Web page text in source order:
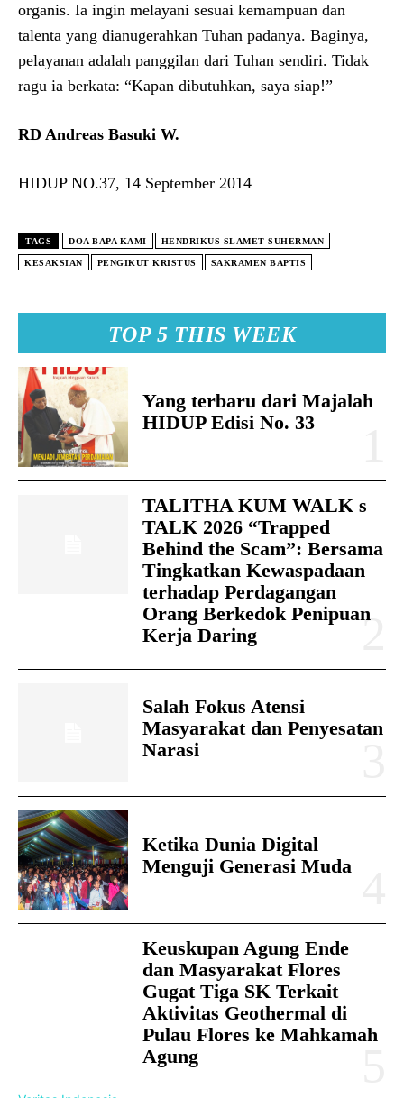
TOP 5 THIS WEEK
Yang terbaru dari Majalah
HIDUP Edisi No. 33
TALITHA KUM WALK s
TALK 2026 “Trapped
Behind the Scam”: Bersama
Tingkatkan Kewaspadaan
terhadap Perdagangan
Orang Berkedok Penipuan
Kerja Daring
Salah Fokus Atensi
Masyarakat dan Penyesatan
Narasi
Ketika Dunia Digital
Menguji Generasi Muda
Keuskupan Agung Ende
dan Masyarakat Flores
Gugat Tiga SK Terkait
Aktivitas Geothermal di
Pulau Flores ke Mahkamah
Agung
organis. Ia ingin melayani sesuai kemampuan dan
talenta yang dianugerahkan Tuhan padanya. Baginya,
pelayanan adalah panggilan dari Tuhan sendiri. Tidak
ragu ia berkata: “Kapan dibutuhkan, saya siap!”
RD Andreas Basuki W.
HIDUP NO.37, 14 September 2014
TAGS DOA BAPA KAMI HENDRIKUS SLAMET SUHERMAN
KESAKSIAN PENGIKUT KRISTUS SAKRAMEN BAPTIS